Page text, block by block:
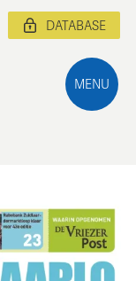
MENU
DATABASE